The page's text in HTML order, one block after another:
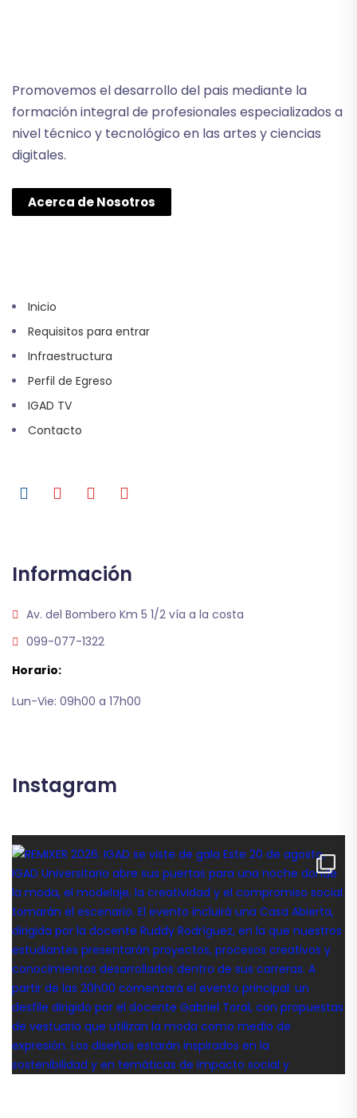
Promovemos el desarrollo del pais mediante la
formación integral de profesionales especializados a
nivel técnico y tecnológico en las artes y ciencias
digitales.
Acerca de Nosotros
Inicio
Requisitos para entrar
Infraestructura
Perfil de Egreso
IGAD TV
Contacto
Información
Av. del Bombero Km 5 1/2 vía a la costa
099-077-1322
Horario:
Lun-Vie: 09h00 a 17h00
Instagram